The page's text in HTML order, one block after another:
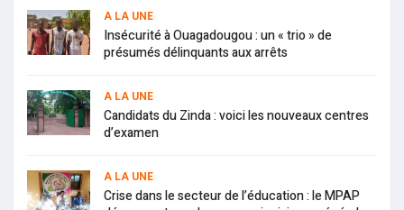
A LA UNE
Insécurité à Ouagadougou : un « trio » de
présumés délinquants aux arrêts
A LA UNE
Candidats du Zinda : voici les nouveaux centres
d’examen
A LA UNE
Crise dans le secteur de l’éducation : le MPAP